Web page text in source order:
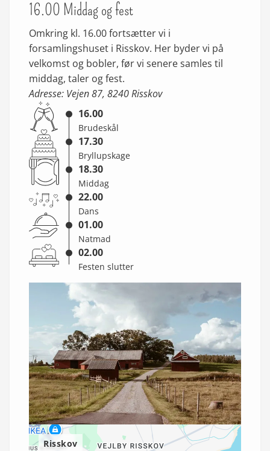
16.00 Middag og fest
Omkring kl. 16.00 fortsætter vi i
forsamlingshuset i Risskov. Her byder vi på
velkomst og bobler, før vi senere samles til
middag, taler og fest.
Adresse: Vejen 87, 8240 Risskov
16.00
Brudeskål
17.30
Bryllupskage
18.30
Middag
22.00
Dans
01.00
Natmad
02.00
Festen slutter
Risskov